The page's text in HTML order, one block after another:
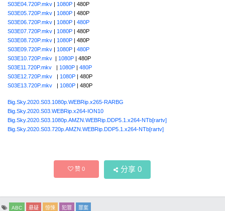
S03E04.720P.mkv | 1080P | 480P
S03E05.720P.mkv | 1080P | 480P
S03E06.720P.mkv | 1080P | 480P
S03E07.720P.mkv | 1080P | 480P
S03E08.720P.mkv | 1080P | 480P
S03E09.720P.mkv | 1080P | 480P
S03E10.720P.mkv | 1080P | 480P
S03E11.720P.mkv | 1080P | 480P
S03E12.720P.mkv | 1080P | 480P
S03E13.720P.mkv | 1080P | 480P
Big.Sky.2020.S03.1080p.WEBRip.x265-RARBG
Big.Sky.2020.S03.WEBRip.x264-ION10
Big.Sky.2020.S03.1080p.AMZN.WEBRip.DDP5.1.x264-NTb[rartv]
Big.Sky.2020.S03.720p.AMZN.WEBRip.DDP5.1.x264-NTb[rartv]
赞0 分享 0
ABC 悬疑 惊悚 犯罪 罪案